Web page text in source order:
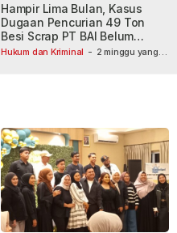
Hukum dan Kriminal - 2 minggu yang
Hampir Lima Bulan, Kasus
Dugaan Pencurian 49 Ton
Besi Scrap PT BAI Belum
Tetapkan Tersangka